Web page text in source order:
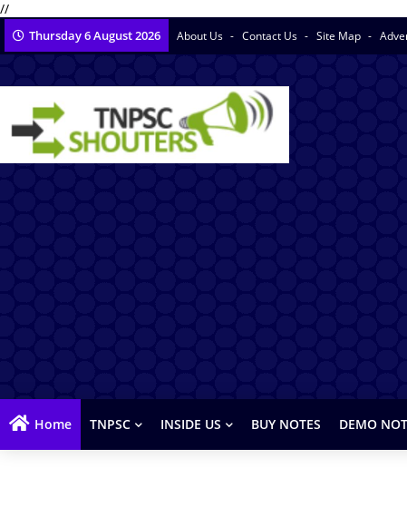
//
Thursday 6 August 2026 About Us Contact Us Site Map
Home TNPSC INSIDE US BUY NOTES DEMO